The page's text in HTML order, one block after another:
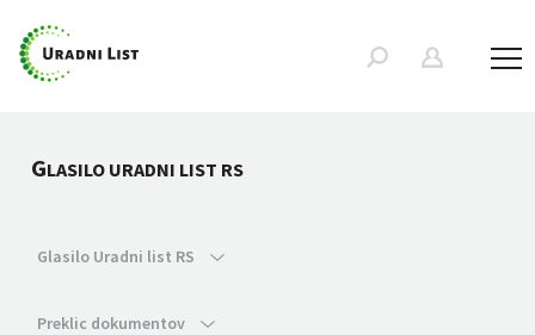
GLASILO URADNI LIST RS
Glasilo Uradni list RS
Preklic dokumentov